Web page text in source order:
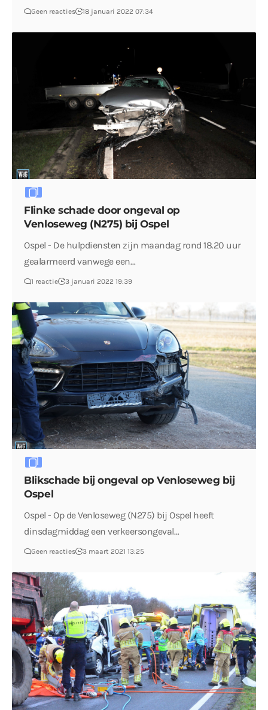
Geen reacties 18 januari 2022 07:34
Flinke schade door ongeval op
Venloseweg (N275) bij Ospel
Ospel - De hulpdiensten zijn maandag rond 18.20 uur
gealarmeerd vanwege een…
1 reactie 3 januari 2022 19:39
Blikschade bij ongeval op Venloseweg bij
Ospel
Ospel - Op de Venloseweg (N275) bij Ospel heeft
dinsdagmiddag een verkeersongeval…
Geen reacties 3 maart 2021 13:25